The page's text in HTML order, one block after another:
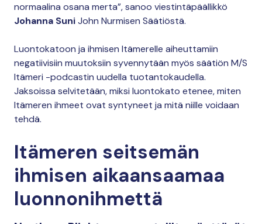
normaalina osana merta”, sanoo viestintäpäällikkö
Johanna SuniJohn Nurmisen Säätiöstä.
Luontokatoon ja ihmisen Itämerelle aiheuttamiin
negatiivisiin muutoksiin syvennytään myös säätiön M/S
Itämeri -podcastin uudella tuotantokaudella.
Jaksoissa selvitetään, miksi luontokato etenee, miten
Itämeren ihmeet ovat syntyneet ja mitä niille voidaan
tehdä.
Itämeren seitsemän
ihmisen aikaansaamaa
luonnonihmettä